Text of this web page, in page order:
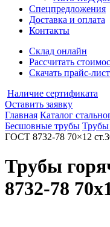
Спецпредложения
Доставка и оплата
Контакты
Склад онлайн
Рассчитать
Скачать прайс-лист
Наличие сертификата
Оставить заявку
Главная Каталог
Бесшовные трубы Трубы
ГОСТ 8732-78 70×12
Трубы
8732-78